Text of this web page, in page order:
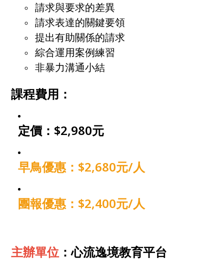
請求與要求的差異
請求表達的關鍵要領
提出有助關係的請求
綜合運用案例練習
非暴力溝通小結
課程費用：
定價：$2,980元
早鳥優惠：$2,680元/人
團報優惠：$2,400元/人
主辦單位：心流逸境教育平台